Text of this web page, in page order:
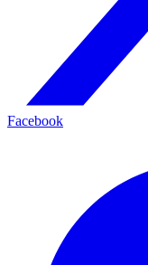
Facebook